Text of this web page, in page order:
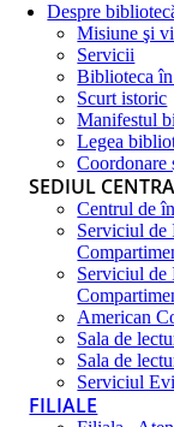
Despre
Misiune şi
Servicii
Biblioteca
Scurt istoric
Manifestul
Legea
Coordonare
SEDIUL
Centrul de
Serviciul de
Serviciul de
American
Sala de
Sala de
Serviciul
FILIALE